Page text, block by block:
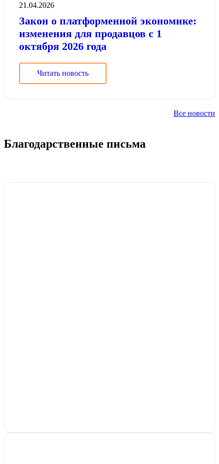
21.04.2026
Закон о платформенной экономике:
изменения для продавцов с 1
октября 2026 года
Читать новость
Все новости
Благодарственные письма